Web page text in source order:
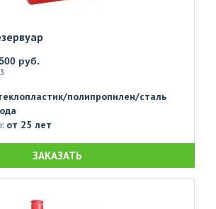
руб.
3
полипропилен/сталь
от 25 лет
ЗАКАЗАТЬ